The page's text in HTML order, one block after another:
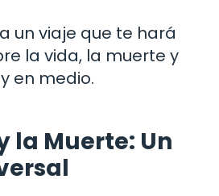
un viaje que te hará
la vida, la muerte y
en medio.
la Muerte: Un